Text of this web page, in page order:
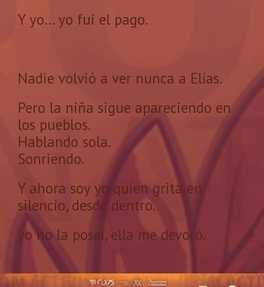
Y yo… yo fui el pago.
Nadie volvió a ver nunca a Elías.
Pero la niña sigue apareciendo en
los pueblos.
Hablando sola.
Sonriendo.
Y ahora soy yo quien grita en
silencio, desde dentro.
yo no la poseí, ella me devoró.